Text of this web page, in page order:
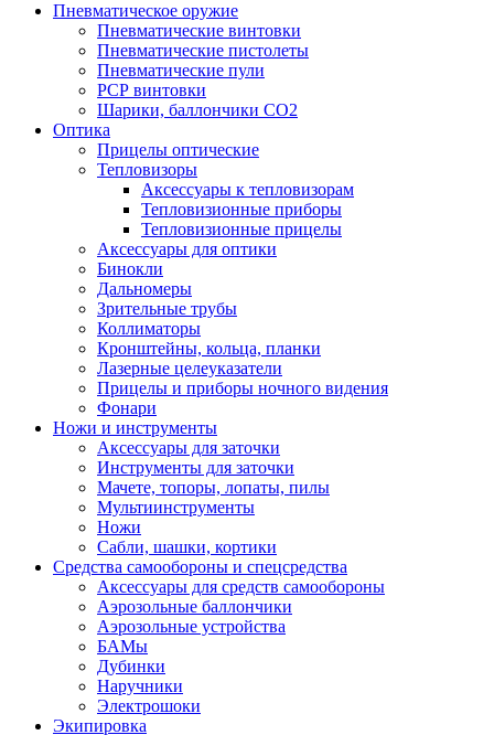
Пневматическое оружие
Пневматические винтовки
Пневматические пистолеты
Пневматические пули
РСР винтовки
Шарики, баллончики СО2
Оптика
Прицелы оптические
Тепловизоры
Аксессуары к тепловизорам
Тепловизионные приборы
Тепловизионные прицелы
Аксессуары для оптики
Бинокли
Дальномеры
Зрительные трубы
Коллиматоры
Кронштейны, кольца, планки
Лазерные целеуказатели
Прицелы и приборы ночного видения
Фонари
Ножи и инструменты
Аксессуары для заточки
Инструменты для заточки
Мачете, топоры, лопаты, пилы
Мультиинструменты
Ножи
Сабли, шашки, кортики
Средства самообороны и спецсредства
Аксессуары для средств самообороны
Аэрозольные баллончики
Аэрозольные устройства
БАМы
Дубинки
Наручники
Электрошоки
Экипировка